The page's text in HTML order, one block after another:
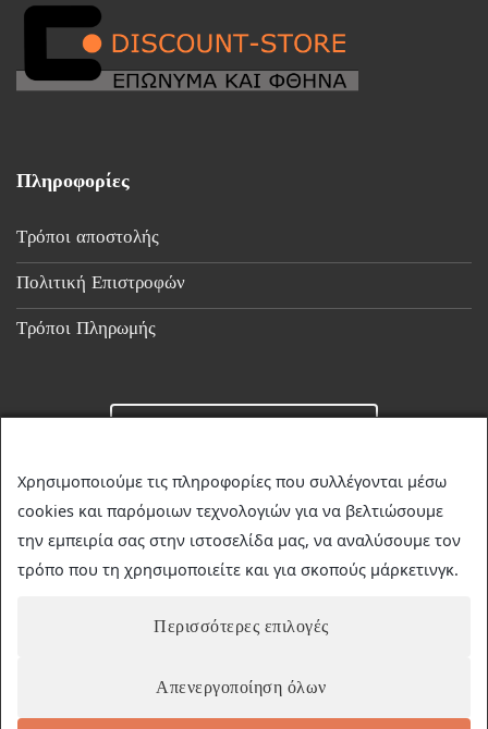
Πληροφορίες
Τρόποι αποστολής
Πολιτική Επιστροφών
Τρόποι Πληρωμής
☎23510 36349
✉discountstore.gr@gmail.com
Χρησιμοποιούμε τις πληροφορίες που συλλέγονται μέσω
cookies και παρόμοιων τεχνολογιών για να βελτιώσουμε
την εμπειρία σας στην ιστοσελίδα μας, να αναλύσουμε τον
τρόπο που τη χρησιμοποιείτε και για σκοπούς μάρκετινγκ.
Περισσότερες επιλογές
Απενεργοποίηση όλων